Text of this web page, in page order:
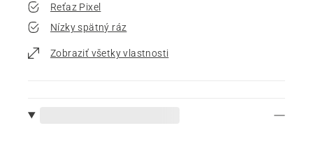
Reťaz Pixel
Nízky spätný ráz
Zobraziť všetky vlastnosti